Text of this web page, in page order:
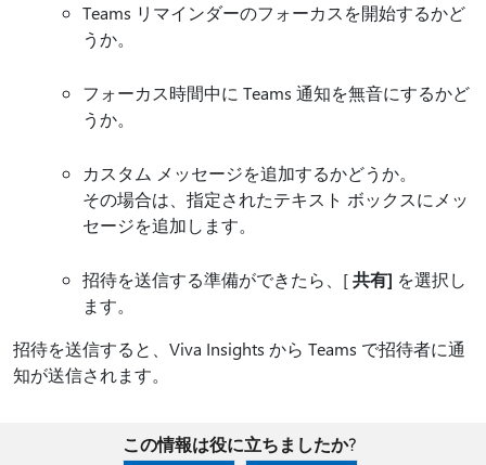
Teams リマインダーのフォーカスを開始するかど
うか。
フォーカス時間中に Teams 通知を無音にするかど
うか。
カスタム メッセージを追加するかどうか。
その場合は、指定されたテキスト ボックスにメッ
セージを追加します。
招待を送信する準備ができたら、[共有] を選択し
ます。
招待を送信すると、Viva Insights から Teams で招待者に通
知が送信されます。
この情報は役に立ちましたか?